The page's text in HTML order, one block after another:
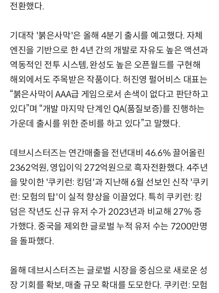
전환했다.
기대작 '붉은사막'은 올해 4분기 출시를 예고했다. 자체
엔진을 기반으로 한 4년 간의 개발로 자유도 높은 액션과
역동적인 전투 시스템, 완성도 높은 오픈월드를 구현해
해외에서도 주목받은 작품이다. 허진영 펄어비스 대표는
“붉은사막이 AAA급 게임으로서 손색이 없다고 판단하고
있다”며 “개발 마지막 단계인 QA(품질보증)를 진행하는
가운데 출시를 위한 준비를 하고 있다”고 말했다.
데브시스터즈는 연간매출을 전년대비 46.6% 끌어올린
2362억원, 영입이익 272억원으로 흑자전환했다. 4주년
을 맞이한 '쿠키런: 킹덤'과 지난해 6월 선보인 신작 '쿠키
런: 모험의 탑'이 실적 향상을 이끌었다. 특히 쿠키런: 킹
덤은 작년도 신규 유저 수가 2023년과 비교해 27% 증
가했다. 중국을 제외한 글로벌 누적 유저 수는 7200만명
을 돌파했다.
올해 데브시스터즈는 글로벌 시장을 중심으로 새로운 성
장 기회를 확보, 매출 규모 확대를 도모한다. 쿠키런: 모험